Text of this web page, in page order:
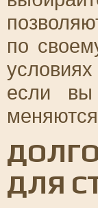
по
если вы
ДЛЯ